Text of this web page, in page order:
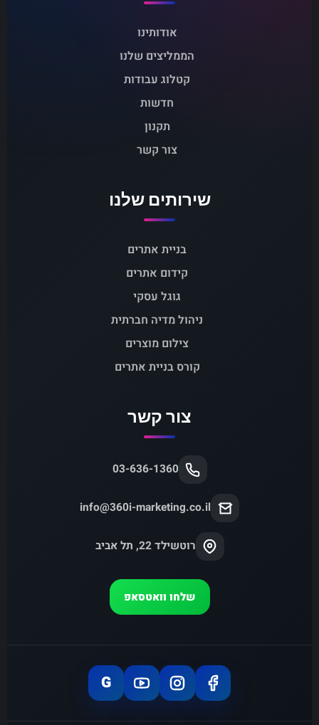
אודותינו
הממליצים שלנו
קטלוג עבודות
חדשות
תקנון
צור קשר
שירותים שלנו
בניית אתרים
קידום אתרים
גוגל עסקי
ניהול מדיה חברתית
צילום מוצרים
קורס בניית אתרים
צור קשר
03-636-1360
info@360i-marketing.co.il
רוטשילד 22, תל אביב
שלחו וואטסאפ
G